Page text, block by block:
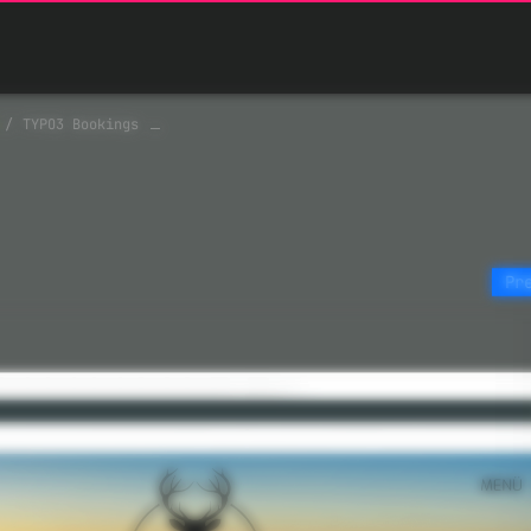
TYPO3 Bookings